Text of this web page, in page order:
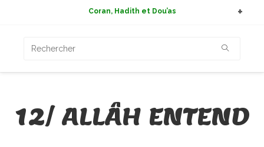
Coran, Hadith et Dou’as
12/ ALLÂH ENTEND